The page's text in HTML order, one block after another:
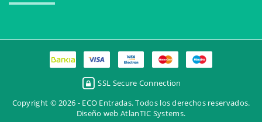
SSL Secure Connection
Copyright © 2026 - ECO Entradas. Todos los derechos reservados.
Diseño web AtlanTIC Systems.